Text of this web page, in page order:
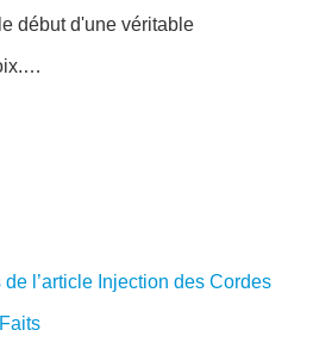
début d'une véritable